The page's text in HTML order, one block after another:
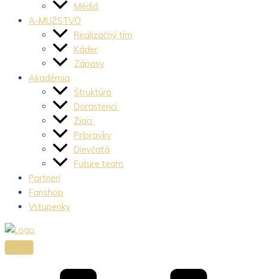
Médiá
A-MUŽSTVO
Realizačný tím
Káder
Zápasy
Akadémia
Štruktúra
Dorastenci
Žiaci
Prípravky
Dievčatá
Future team
Partneri
Fanshop
Vstupenky